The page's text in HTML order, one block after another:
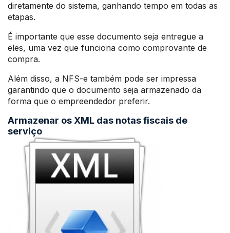
diretamente do sistema, ganhando tempo em todas as
etapas.
É importante que esse documento seja entregue a
eles, uma vez que funciona como comprovante de
compra.
Além disso, a NFS-e também pode ser impressa
garantindo que o documento seja armazenado da
forma que o empreendedor preferir.
Armazenar os XML das notas fiscais de
serviço